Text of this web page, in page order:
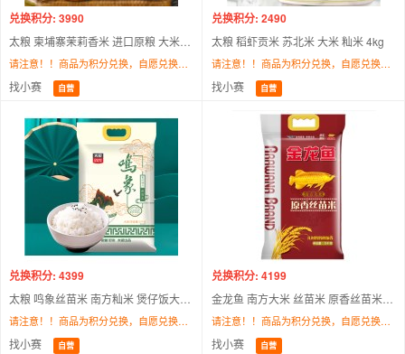
兑换积分: 3990
请注意！！商品为积分兑换，自愿兑换，不支持退换货！！商品存在断货、缺货、下架等原因无法发货，默认同意更换为本平台其他商品，为此造成不便敬请谅解。最终解释权/调配权归找小赛所有。
找小赛 自营
兑换积分: 2490
太粮 稻虾贡米 苏北米 大米 籼米 4kg
请注意！！商品为积分兑换，自愿兑换，不支持退换货！！商品存在断货、缺货、下架等原因无法发货，默认同意更换为本平台其他商品，为此造成不便敬请谅解。最终解释权/调配权归找小赛所有。
找小赛 自营
兑换积分: 4399
请注意！！商品为积分兑换，自愿兑换，不支持退换货！！商品存在断货、缺货、下架等原因无法发货，默认同意更换为本平台其他商品，为此造成不便敬请谅解。最终解释权/调配权归找小赛所有。
找小赛 自营
兑换积分: 4199
请注意！！商品为积分兑换，自愿兑换，不支持退换货！！商品存在断货、缺货、下架等原因无法发货，默认同意更换为本平台其他商品，为此造成不便敬请谅解。最终解释权/调配权归找小赛所有。
找小赛 自营